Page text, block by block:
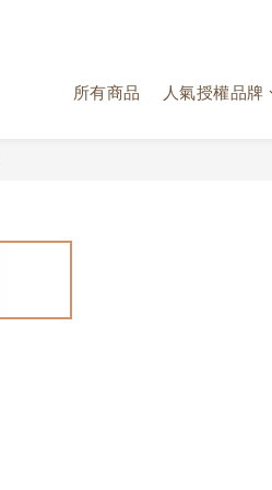
所有商品 人氣授權品牌